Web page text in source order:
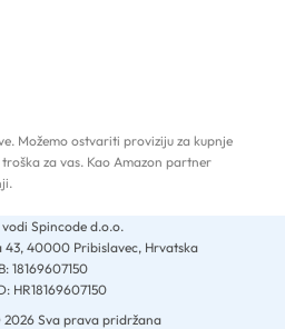
Možemo ostvariti proviziju za kupnje
za vas. Kao Amazon partner
Spincode d.o.o.
43, 40000 Pribislavec, Hrvatska
18169607150
HR18169607150
Sva prava pridržana